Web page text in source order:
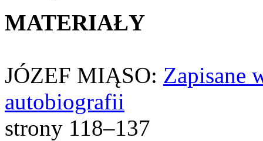
MATERIAŁY
JÓZEF MIĄSO: Zapisane
autobiografii
strony 118–137